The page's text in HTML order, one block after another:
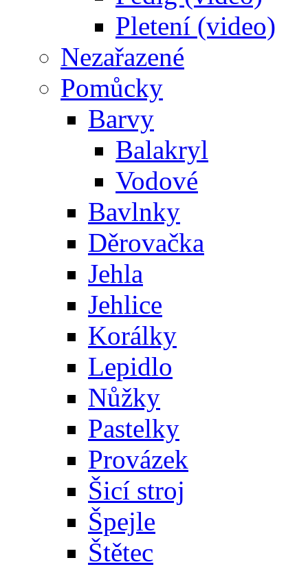
Pletení (video)
Nezařazené
Pomůcky
Barvy
Balakryl
Vodové
Bavlnky
Děrovačka
Jehla
Jehlice
Korálky
Lepidlo
Nůžky
Pastelky
Provázek
Šicí stroj
Špejle
Štětec